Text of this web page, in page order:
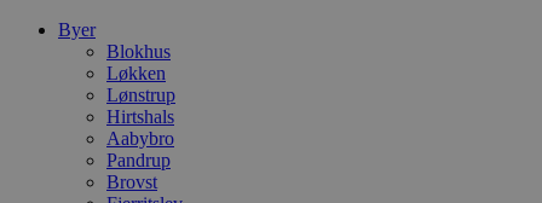
Byer
Blokhus
Løkken
Lønstrup
Hirtshals
Aabybro
Pandrup
Brovst